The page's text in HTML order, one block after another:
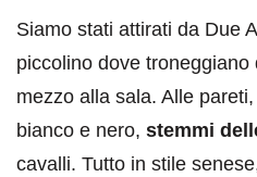
Siamo stati attirati da Due
piccolino dove troneggiano
mezzo alla sala. Alle
bianco e nero, stemmi
cavalli. Tutto in stile